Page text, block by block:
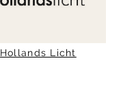
Hollands Licht